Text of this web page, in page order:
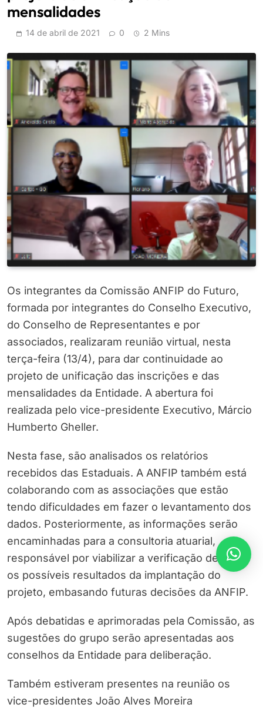
mensalidades
14 de abril de 2021 0 2 Mins
Os integrantes da Comissão ANFIP do Futuro,
formada por integrantes do Conselho Executivo,
do Conselho de Representantes e por
associados, realizaram reunião virtual, nesta
terça-feira (13/4), para dar continuidade ao
projeto de unificação das inscrições e das
mensalidades da Entidade. A abertura foi
realizada pelo vice-presidente Executivo, Márcio
Humberto Gheller.
Nesta fase, são analisados os relatórios
recebidos das Estaduais. A ANFIP também está
colaborando com as associações que estão
tendo dificuldades em fazer o levantamento dos
dados. Posteriormente, as informações serão
encaminhadas para a consultoria atuarial,
responsável por viabilizar a verificação de todos
os possíveis resultados da implantação do
projeto, embasando futuras decisões da ANFIP.
Após debatidas e aprimoradas pela Comissão, as
sugestões do grupo serão apresentadas aos
conselhos da Entidade para deliberação.
Também estiveram presentes na reunião os
vice-presidentes João Alves Moreira